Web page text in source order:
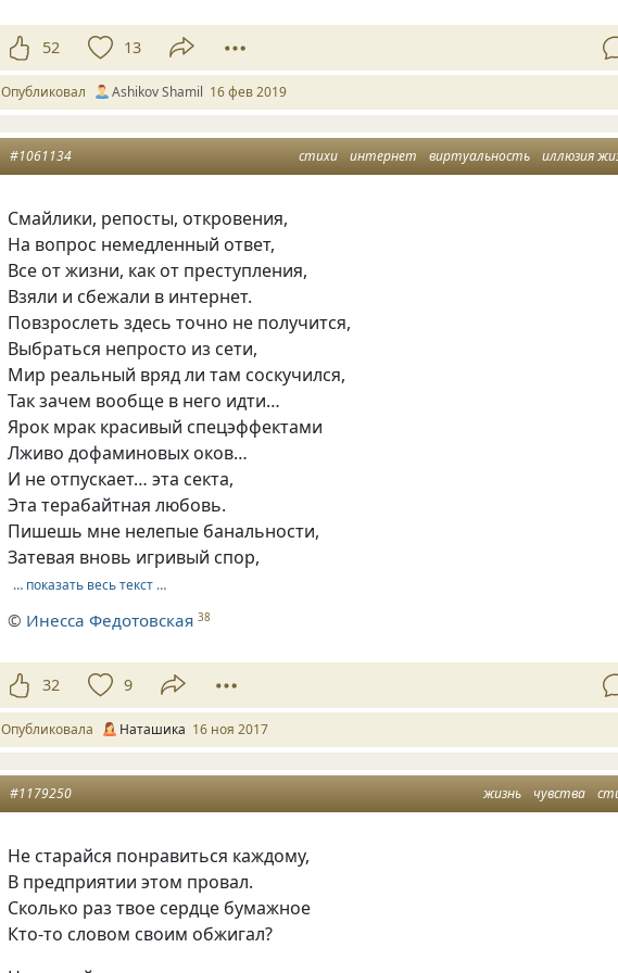
52 13
Опубликовал Ashikov Shamil 16 фев 2019
стихи интернет виртуальность иллюзия
#1061134
Смайлики, репосты, откровения,
На вопрос немедленный ответ,
Все от жизни, как от преступления,
Взяли и сбежали в интернет.
Повзрослеть здесь точно не получится,
Выбраться непросто из сети,
Мир реальный вряд ли там соскучился,
Так зачем вообще в него идти…
Ярок мрак красивый спецэффектами
Лживо дофаминовых оков…
И не отпускает… эта секта,
Эта терабайтная любовь.
Пишешь мне нелепые банальности,
Затевая вновь игривый спор,
… показать весь текст …
© Инесса Федотовская 38
32 9
Опубликовала Наташика 16 ноя 2017
жизнь чувства
#1179250
Не старайся понравиться каждому,
В предприятии этом провал.
Сколько раз твое сердце бумажное
Кто-то словом своим обжигал?